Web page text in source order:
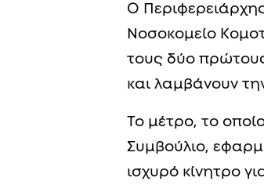
Ο
Νοσοκομείο
τους δύο
και λαμβάνουν
Το μέτρο, το
Συμβούλιο,
ισχυρό κίνητρο